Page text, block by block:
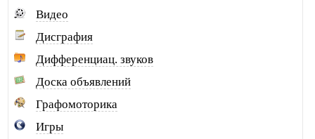
Головина А.И. г. Минусинск
Горлова О.В. г. Шимановск
Горохова И.А. г. Москва
Горячева О.В. г. Тимашевск
Губайдуллина Н.Р. г. Тольятти
Десюкова Н.В. г. Томск
Видео
Дисграфия
Дифференциац. звуков
Доска объявлений
Графомоторика
Игры